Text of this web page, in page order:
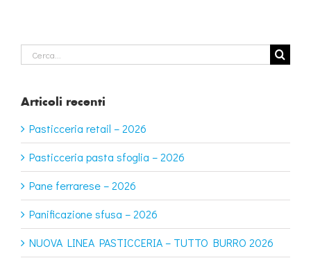
Cerca
per:
Articoli recenti
Pasticceria retail – 2026
Pasticceria pasta sfoglia – 2026
Pane ferrarese – 2026
Panificazione sfusa – 2026
NUOVA LINEA PASTICCERIA – TUTTO BURRO 2026